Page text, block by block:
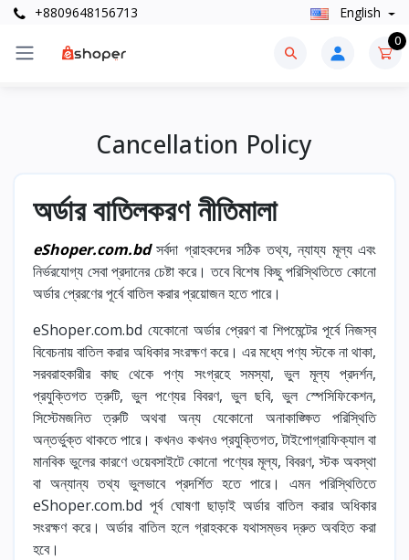
+8809648156713 English
0
Cancellation Policy
অর্ডার বাতিলকরণ নীতিমালা
eShoper.com.bdসর্বদা গ্রাহকদের সঠিক তথ্য, ন্যায্য মূল্য এবং
নির্ভরযোগ্য সেবা প্রদানের চেষ্টা করে। তবে বিশেষ কিছু পরিস্থিতিতে কোনো
অর্ডার প্রেরণের পূর্বে বাতিল করার প্রয়োজন হতে পারে।
eShoper.com.bd যেকোনো অর্ডার প্রেরণ বা শিপমেন্টের পূর্বে নিজস্ব
বিবেচনায় বাতিল করার অধিকার সংরক্ষণ করে। এর মধ্যে পণ্য স্টকে না থাকা,
সরবরাহকারীর কাছ থেকে পণ্য সংগ্রহে সমস্যা, ভুল মূল্য প্রদর্শন,
প্রযুক্তিগত ত্রুটি, ভুল পণ্যের বিবরণ, ভুল ছবি, ভুল স্পেসিফিকেশন,
সিস্টেমজনিত ত্রুটি অথবা অন্য যেকোনো অনাকাঙ্ক্ষিত পরিস্থিতি
অন্তর্ভুক্ত থাকতে পারে। কখনও কখনও প্রযুক্তিগত, টাইপোগ্রাফিক্যাল বা
মানবিক ভুলের কারণে ওয়েবসাইটে কোনো পণ্যের মূল্য, বিবরণ, স্টক অবস্থা
বা অন্যান্য তথ্য ভুলভাবে প্রদর্শিত হতে পারে। এমন পরিস্থিতিতে
eShoper.com.bd পূর্ব ঘোষণা ছাড়াই অর্ডার বাতিল করার অধিকার
সংরক্ষণ করে। অর্ডার বাতিল হলে গ্রাহককে যথাসম্ভব দ্রুত অবহিত করা
হবে।